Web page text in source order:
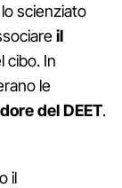
lo scienziato
il
cibo. In
le
del DEET.
il